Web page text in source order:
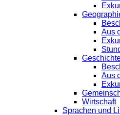
Aus
Aus
Wirtschaft
Sprachen und